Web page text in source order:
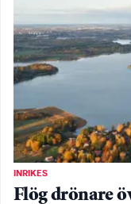
INRIKES
Flög drönare